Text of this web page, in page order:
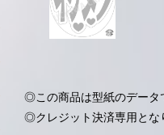
◎この商品は型紙のデータ
◎クレジット決済専用とな